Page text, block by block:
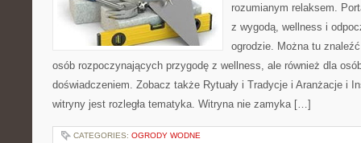
rozumianym relaksem.
z wygodą, wellness i
ogrodzie. Można tu
osób rozpoczynających przygodę z wellness, ale również dla
doświadczeniem. Zobacz także Rytuały i Tradycje i Aranżacje i
witryny jest rozległa tematyka. Witryna nie zamyka […]
CATEGORIES: OGRODY WODNE